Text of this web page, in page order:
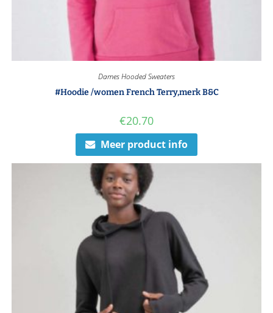
Dames Hooded Sweaters
#Hoodie /women French Terry,merk B&C
€20.70
Meer product info